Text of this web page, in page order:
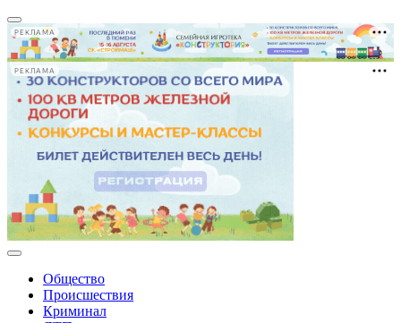
РЕКЛАМА
РЕКЛАМА
Общество
Происшествия
Криминал